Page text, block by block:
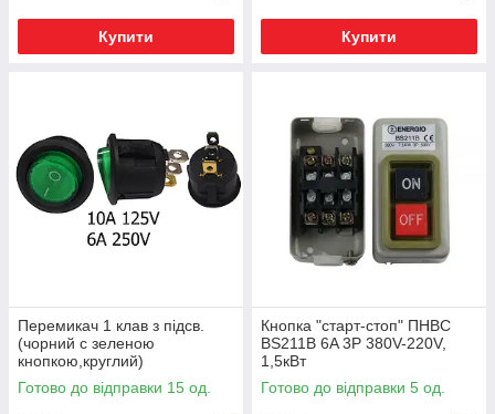
Купити Купити
Перемикач 1 клав з підсв.
(чорний с зеленою
кнопкою,круглий)
3конт.KCD1-5-101N Gr/Bk
ON-OFF ЕО
Готово до відправки 15 од.
Кнопка "старт-стоп" ПНВС
BS211B 6A 3P 380V-220V,
1,5кВт
Готово до відправки 5 од.